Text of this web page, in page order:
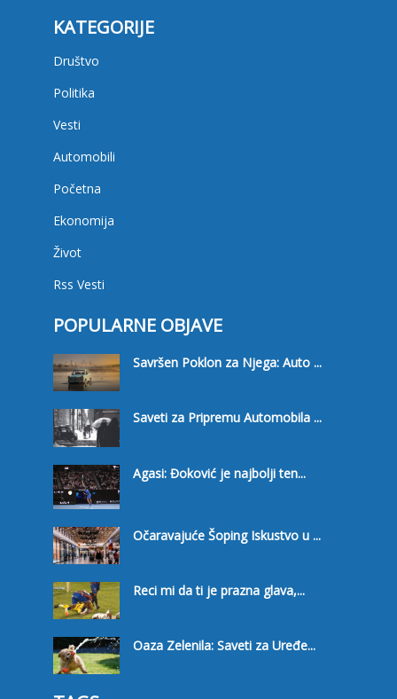
KATEGORIJE
Društvo
Politika
Vesti
Automobili
Početna
Ekonomija
Život
Rss Vesti
POPULARNE OBJAVE
Savršen Poklon za Njega: Auto ...
Saveti za Pripremu Automobila ...
Agasi: Đoković je najbolji ten...
Očaravajuće Šoping Iskustvo u ...
Reci mi da ti je prazna glava,...
Oaza Zelenila: Saveti za Uređe...